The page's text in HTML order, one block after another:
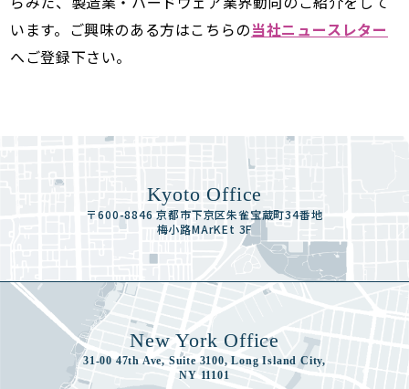
います。ご興味のある方はこちらの当社ニュースレター
へご登録下さい。
Kyoto Office
〒600-8846 京都市下京区朱雀宝蔵町34番地
梅小路MArKEt 3F
New York Office
31-00 47th Ave, Suite 3100, Long Island City,
NY 11101